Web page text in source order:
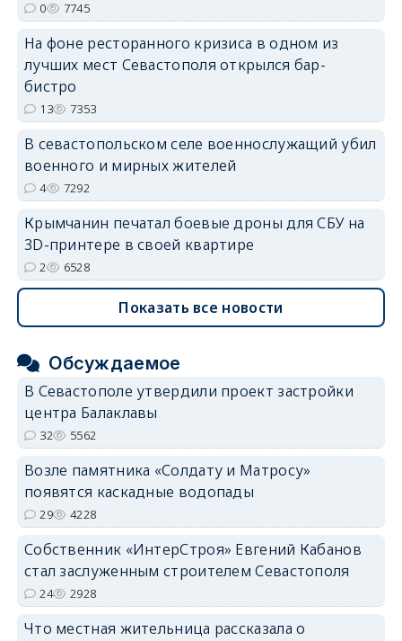
0 7745
На фоне ресторанного кризиса в одном из
лучших мест Севастополя открылся бар-
бистро
13 7353
В севастопольском селе военнослужащий убил
военного и мирных жителей
4 7292
Крымчанин печатал боевые дроны для СБУ на
3D-принтере в своей квартире
2 6528
Показать все новости
Обсуждаемое
В Севастополе утвердили проект застройки
центра Балаклавы
32 5562
Возле памятника «Солдату и Матросу»
появятся каскадные водопады
29 4228
Собственник «ИнтерСтроя» Евгений Кабанов
стал заслуженным строителем Севастополя
24 2928
Что местная жительница рассказала о